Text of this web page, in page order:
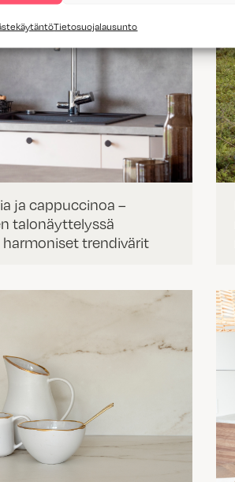
Tietosuojalausunto
ja cappuccinoa –
talonäyttelyssä
trendivärit